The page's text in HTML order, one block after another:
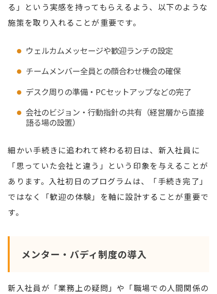
る」という実感を持ってもらえるよう、以下のような
施策を取り入れることが重要です。
ウェルカムメッセージや歓迎ランチの設定
チームメンバー全員との顔合わせ機会の確保
デスク周りの準備・PCセットアップなどの完了
会社のビジョン・行動指針の共有（経営層から直接
語る場の設置）
細かい手続きに追われて終わる初日は、新入社員に
「思っていた会社と違う」という印象を与えることが
あります。入社初日のプログラムは、「手続き完了」
ではなく「歓迎の体験」を軸に設計することが重要で
す。
メンター・バディ制度の導入
新入社員が「業務上の疑問」や「職場での人間関係の